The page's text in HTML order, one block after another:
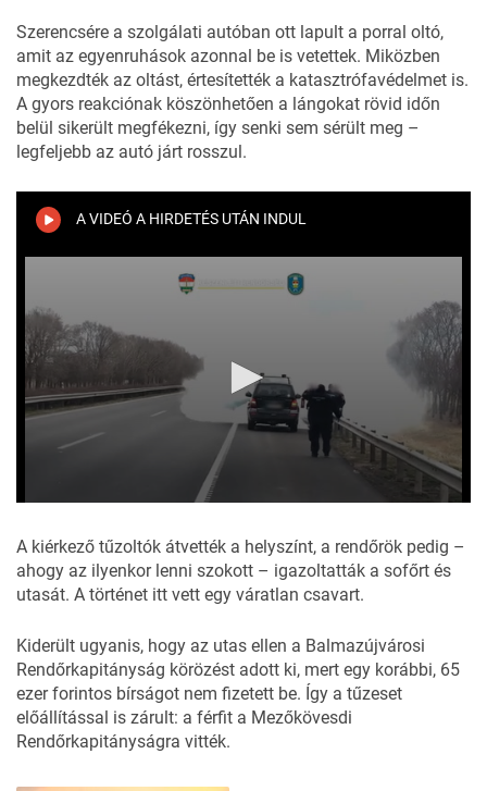
Szerencsére a szolgálati autóban ott lapult a porral oltó,
amit az egyenruhások azonnal be is vetettek. Miközben
megkezdték az oltást, értesítették a katasztrófavédelmet is.
A gyors reakciónak köszönhetően a lángokat rövid időn
belül sikerült megfékezni, így senki sem sérült meg –
legfeljebb az autó járt rosszul.
A VIDEÓ A HIRDETÉS UTÁN INDUL
of
26
seconds
A kiérkező tűzoltók átvették a helyszínt, a rendőrök pedig –
ahogy az ilyenkor lenni szokott – igazoltatták a sofőrt és
utasát. A történet itt vett egy váratlan csavart.
Kiderült ugyanis, hogy az utas ellen a Balmazújvárosi
Rendőrkapitányság körözést adott ki, mert egy korábbi, 65
ezer forintos bírságot nem fizetett be. Így a tűzeset
előállítással is zárult: a férfit a Mezőkövesdi
Rendőrkapitányságra vitték.